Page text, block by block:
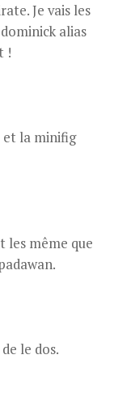
Je vais les
alias
!
et la minifig
les même que
le dos.